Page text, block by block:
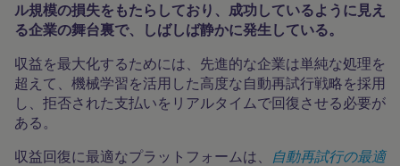
ル規模の損失をもたらしており、成功しているように見え
る企業の舞台裏で、しばしば静かに発生している。
収益を最大化するためには、先進的な企業は単純な処理を
超えて、機械学習を活用した高度な自動再試行戦略を採用
し、拒否された支払いをリアルタイムで回復させる必要が
ある。
収益回復に最適なプラットフォームは、 自動再試行の最適